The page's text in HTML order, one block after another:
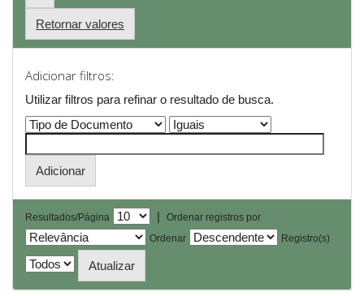
Retornar valores
Adicionar filtros:
Utilizar filtros para refinar o resultado de busca.
Resultados/Página |
Ordenar registros por
Ordenar
Registro(s)